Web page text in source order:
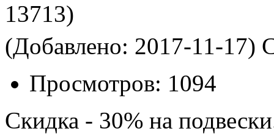
13713)
(Добавлено: 2017-11-17)
Просмотров: 1094
Скидка - 30% на